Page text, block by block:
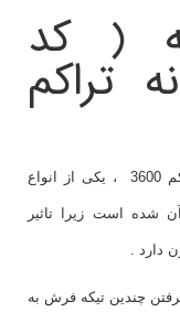
( کد
شانه تراکم
فرش چهل تکه یا چهل تیکه 1200 شانه با تراکم 3600 ، یکی از انواع
شده است زیرا تاثیر
دارد .
چندین تیکه فرش به